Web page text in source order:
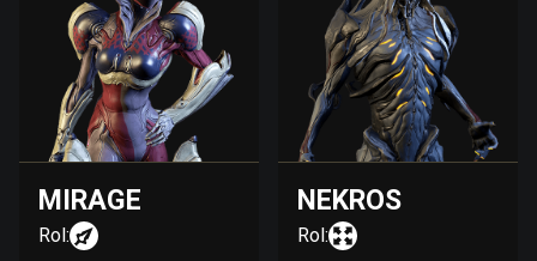
MIRAGE
Rol:
NEKROS
Rol: